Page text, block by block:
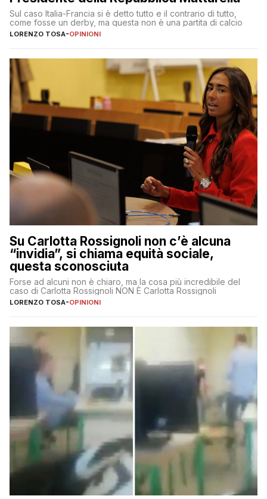
Sul caso Italia-Francia si è detto tutto e il contrario di tutto,
come fosse un derby, ma questa non è una partita di calcio
LORENZO TOSA-OPINIONI
Su Carlotta Rossignoli non c’è alcuna
“invidia”, si chiama equità sociale,
questa sconosciuta
Forse ad alcuni non è chiaro, ma la cosa più incredibile del
caso di Carlotta Rossignoli NON È Carlotta Rossignoli
LORENZO TOSA-OPINIONI